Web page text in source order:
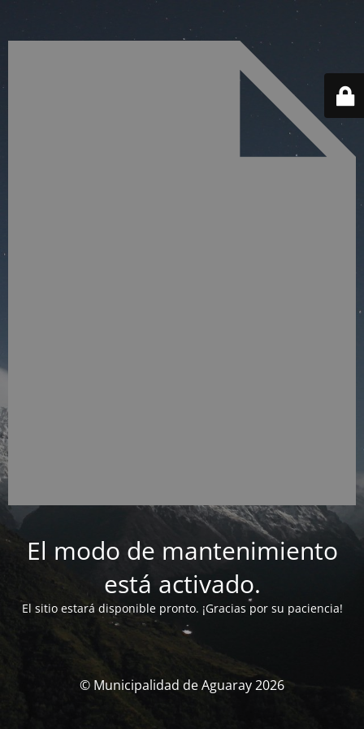
El modo de mantenimiento
está activado.
El sitio estará disponible pronto. ¡Gracias por su paciencia!
© Municipalidad de Aguaray 2026